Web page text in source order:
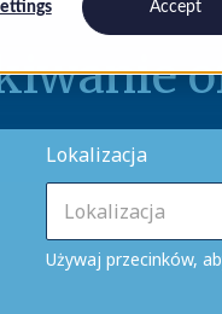
Accept
Lokalizacja
Używaj przecinków,